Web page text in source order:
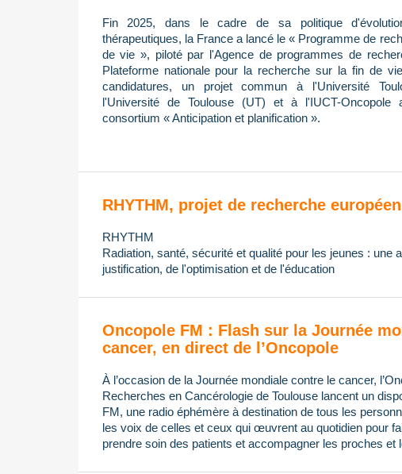
Fin 2025, dans le cadre de sa politique
thérapeutiques, la France a lancé le « Programme de
de vie », piloté par l'Agence de programmes de
Plateforme nationale pour la recherche sur la fin de
candidatures, un projet commun à l'Université
l'Université de Toulouse (UT) et à l'IUCT-
consortium « Anticipation et planification ».
RHYTHM, projet de recherche européen
RHYTHM
Radiation, santé, sécurité et qualité pour les jeunes : une
justification, de l'optimisation et de l'éducation
Oncopole FM : Flash sur la Journée
cancer, en direct de l’Oncopole
À l’occasion de la Journée mondiale contre le cancer,
Recherches en Cancérologie de Toulouse lancent un
FM, une radio éphémère à destination de tous les
les voix de celles et ceux qui œuvrent au quotidien pour
prendre soin des patients et accompagner les proches et